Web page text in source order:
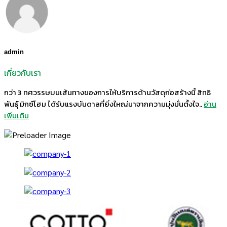
admin
เกี่ยวกับเรา
กว่า 3 ทศวรรษบนเส้นทางของการให้บริการด้านวัสดุก่อสร้างนี้ สิทธิ
พันธุ์ มิกซ์โฮม ได้รับแรงบันดาลที่ยิ่งใหญ่มาจากความมุ่งมั่นตั้งใจ..อ่าน
เพิ่มเติม